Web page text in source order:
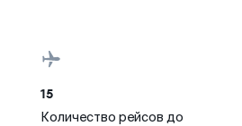
15
Количество рейсов до